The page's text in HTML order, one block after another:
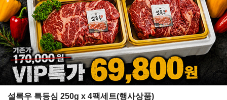
설록우 특등심 250g x 4팩세트(행사상품)